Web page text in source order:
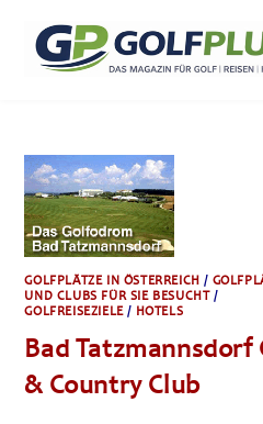
springen
GOLFPLÄTZE IN ÖSTERREICH /
UND CLUBS FÜR SIE BESUCHT/
GOLFREISEZIELE/ HOTELS
Bad Tatzmannsdorf
& Country Club